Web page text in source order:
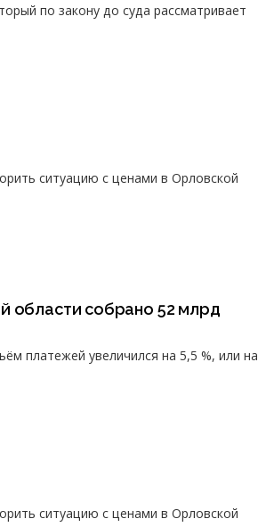
по закону до суда рассматривает
ситуацию с ценами в Орловской
области собрано 52 млрд
платежей увеличился на 5,5 %, или на
ситуацию с ценами в Орловской